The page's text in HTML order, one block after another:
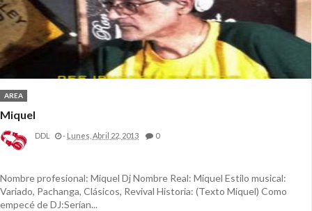
AREA
Miquel
DDL - Lunes, Abril 22, 2013 0
Nombre profesional: Miquel Dj Nombre Real: Miquel Estilo musical:
Variado, Pachanga, Clásicos, Revival Historia: (Texto Miquel) Como
empecé de DJ:Serían...